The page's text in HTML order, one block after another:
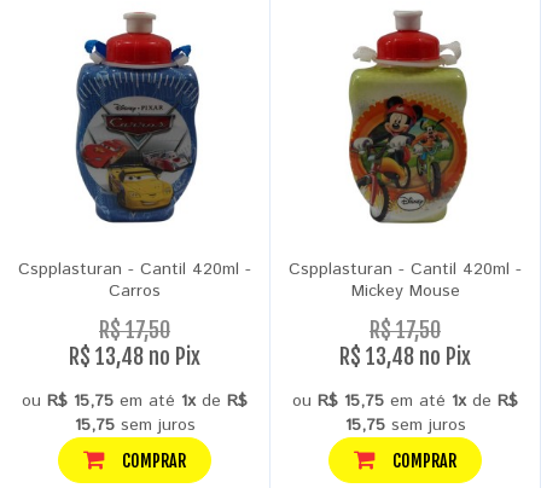
Cspplasturan - Cantil 420ml -
Carros
R$ 17,50
R$ 13,48 no Pix
ou R$ 15,75 em até 1xde R$
15,75sem juros
COMPRAR
Cspplasturan - Cantil 420ml -
Mickey Mouse
R$ 17,50
R$ 13,48 no Pix
ou R$ 15,75 em até 1xde R$
15,75sem juros
COMPRAR